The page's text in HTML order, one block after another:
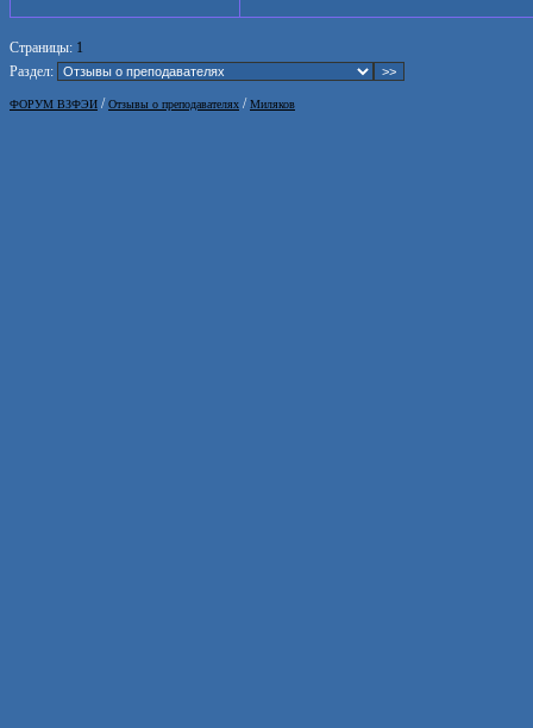
Страницы: 1
Раздел:
ФОРУМ ВЗФЭИ /Отзывы о преподавателях /Миляков